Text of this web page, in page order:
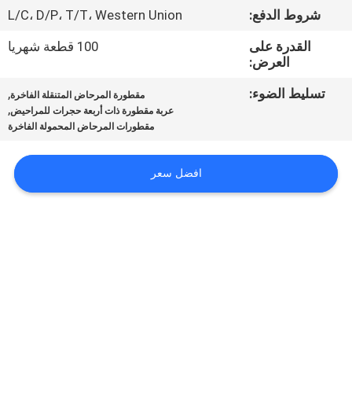
أخبار
خريطة
سياسة
الخصوصية
شروط الدفع:
L/C، D/P، T/T، Western Union
القدرة على
العرض:
100 قطعة شهريا
تسليط الضوء: مقطورة المرحاض المتنقلة الفاخرة,
عربة مقطورة ذات أربعة حجرات للمراحيض,
مقطورات المرحاض المحمولة الفاخرة
افضل سعر